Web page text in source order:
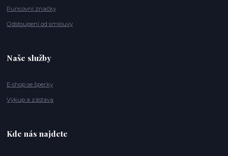
Puncovní značky
Odstoupení od smlouvy
Naše služby
E-shop se šperky
Výkup a zástava
Kde nás najdete